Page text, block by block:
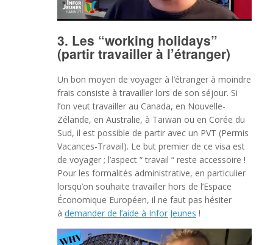
3. Les “working holidays”
(partir travailler à l’étranger)
Un bon moyen de voyager à l’étranger à moindre
frais consiste à travailler lors de son séjour. Si
l’on veut travailler au Canada, en Nouvelle-
Zélande, en Australie, à Taïwan ou en Corée du
Sud, il est possible de partir avec un PVT (Permis
Vacances-Travail). Le but premier de ce visa est
de voyager ; l’aspect “ travail “ reste accessoire !
Pour les formalités administrative, en particulier
lorsqu’on souhaite travailler hors de l’Espace
Économique Européen, il ne faut pas hésiter
à demander de l’aide à Infor Jeunes !